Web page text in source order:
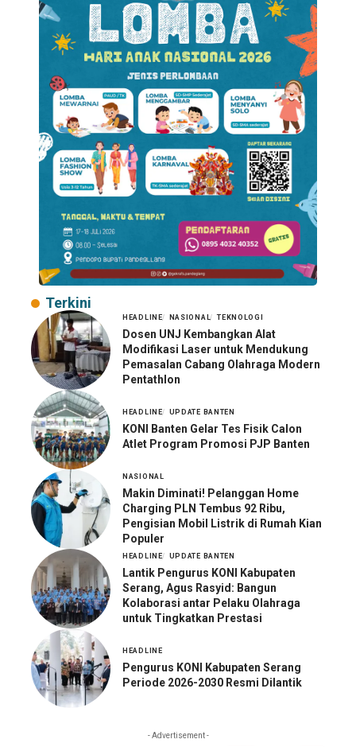
Terkini
HEADLINE NASIONAL TEKNOLOGI
Dosen UNJ Kembangkan Alat
Modifikasi Laser untuk Mendukung
Pemasalan Cabang Olahraga Modern
Pentathlon
HEADLINE UPDATE BANTEN
KONI Banten Gelar Tes Fisik Calon
Atlet Program Promosi PJP Banten
NASIONAL
Makin Diminati! Pelanggan Home
Charging PLN Tembus 92 Ribu,
Pengisian Mobil Listrik di Rumah Kian
Populer
HEADLINE UPDATE BANTEN
Lantik Pengurus KONI Kabupaten
Serang, Agus Rasyid: Bangun
Kolaborasi antar Pelaku Olahraga
untuk Tingkatkan Prestasi
HEADLINE
Pengurus KONI Kabupaten Serang
Periode 2026-2030 Resmi Dilantik
- Advertisement -